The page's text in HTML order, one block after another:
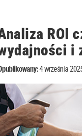
ROI
i
4 września